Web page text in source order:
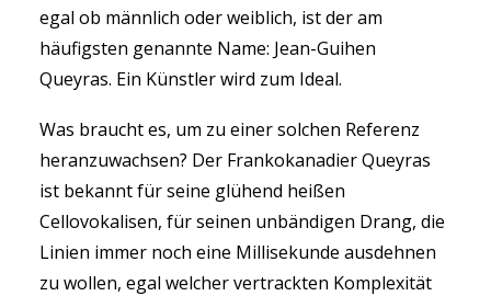
egal ob männlich oder weiblich, ist der am
häufigsten genannte Name: Jean-Guihen
Queyras. Ein Künstler wird zum Ideal.
Was braucht es, um zu einer solchen Referenz
heranzuwachsen? Der Frankokanadier Queyras
ist bekannt für seine glühend heißen
Cellovokalisen, für seinen unbändigen Drang, die
Linien immer noch eine Millisekunde ausdehnen
zu wollen, egal welcher vertrackten Komplexität